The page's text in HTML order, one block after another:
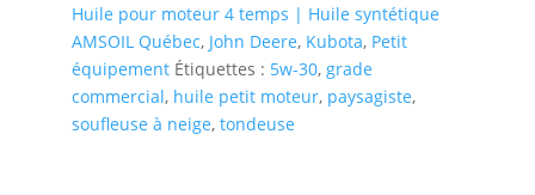
Huile pour moteur 4 temps | Huile syntétique
AMSOIL Québec, John Deere, Kubota, Petit
équipement Étiquettes : 5w-30, grade
commercial, huile petit moteur, paysagiste,
soufleuse à neige, tondeuse